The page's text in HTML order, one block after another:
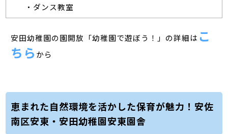
・ダンス教室
安田幼稚園の園開放「幼稚園で遊ぼう！」の詳細は こ
ちら から
恵まれた自然環境を活かした保育が魅力！安佐
南区安東・安田幼稚園安東園舎